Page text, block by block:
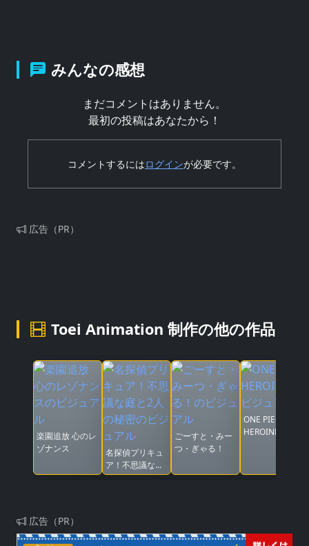
みんなの感想
まだコメントはありません。
最初の投稿はあなたから！
コメントするにはログインが必要です。
広告（PR）
Toei Animation 制作の他の作品
楽園追放 心のレ
ゾナンス
名探偵プリキュ
ア！不思議な庭
と2人の秘密
ごーすと・みー
つ・ぎゃる！
ONE PIECE
HEROINES
広告（PR）